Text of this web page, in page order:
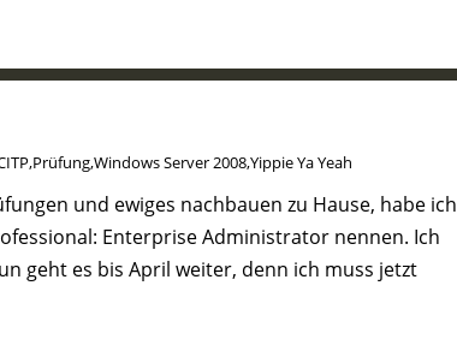
,Prüfung,Windows Server 2008,Yippie Ya Yeah
und ewiges nachbauen zu Hause, habe ich
Enterprise Administrator nennen. Ich
geht es bis April weiter, denn ich muss jetzt